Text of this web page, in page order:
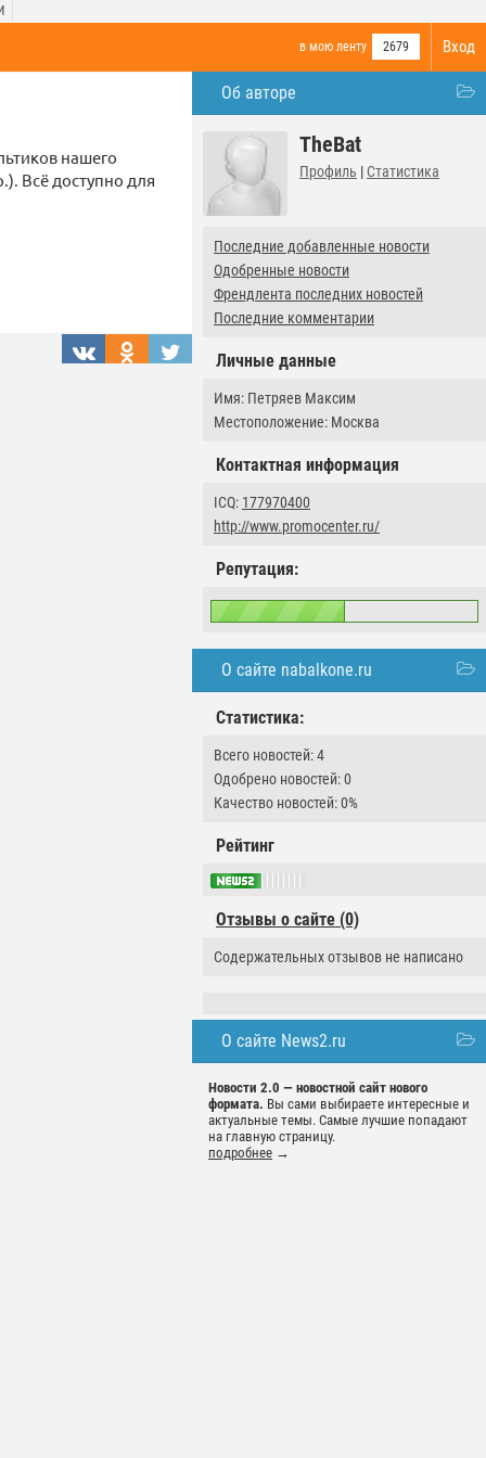
Вход
в мою ленту 2679
Об авторе
TheBat
Профиль | Статистика
Последние добавленные новости
Одобренные новости
Френдлента последних новостей
Последние комментарии
Личные данные
Имя: Петряев Максим
Местоположение: Москва
Контактная информация
ICQ: 177970400
http://www.promocenter.ru/
Репутация:
О сайте nabalkone.ru
Статистика:
Всего новостей: 4
Одобрено новостей: 0
Качество новостей: 0%
Рейтинг
Отзывы о сайте (0)
Содержательных отзывов не написано
О сайте News2.ru
Новости 2.0 — новостной сайт нового
формата. Вы сами выбираете интересные и
актуальные темы. Самые лучшие попадают
на главную страницу.
подробнее →
нашего
Всё доступно для